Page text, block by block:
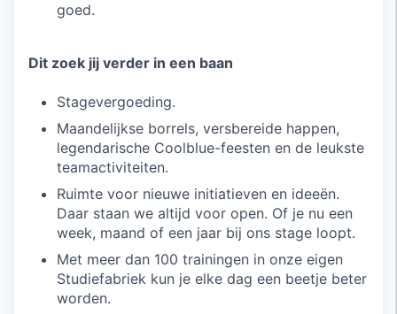
goed.
Dit zoek jij verder in een baan
Stagevergoeding.
Maandelijkse borrels, versbereide happen,
legendarische Coolblue-feesten en de leukste
teamactiviteiten.
Ruimte voor nieuwe initiatieven en ideeën.
Daar staan we altijd voor open. Of je nu een
week, maand of een jaar bij ons stage loopt.
Met meer dan 100 trainingen in onze eigen
Studiefabriek kun je elke dag een beetje beter
worden.